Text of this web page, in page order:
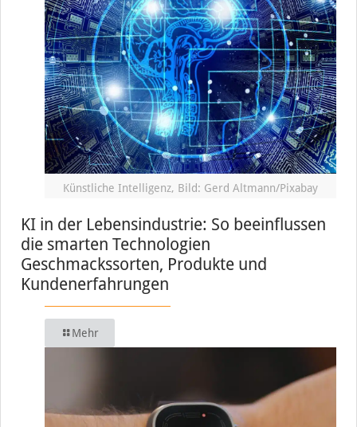
Künstliche Intelligenz, Bild: Gerd Altmann/Pixabay
KI in der Lebensindustrie: So beeinflussen
die smarten Technologien
Geschmackssorten, Produkte und
Kundenerfahrungen
Mehr